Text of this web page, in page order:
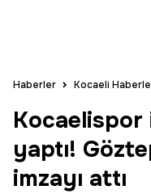
Haberler Kocaeli
yaptı!
imzayı attı